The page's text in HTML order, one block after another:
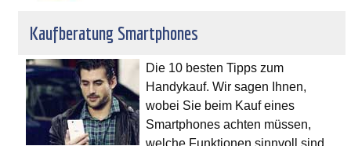
Kaufberatung Smartphones
Die 10 besten Tipps zum
Handykauf. Wir sagen Ihnen,
wobei Sie beim Kauf eines
Smartphones achten müssen,
welche Funktionen sinnvoll sind